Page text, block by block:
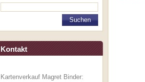
Kontakt
Kartenverkauf Magret Binder: